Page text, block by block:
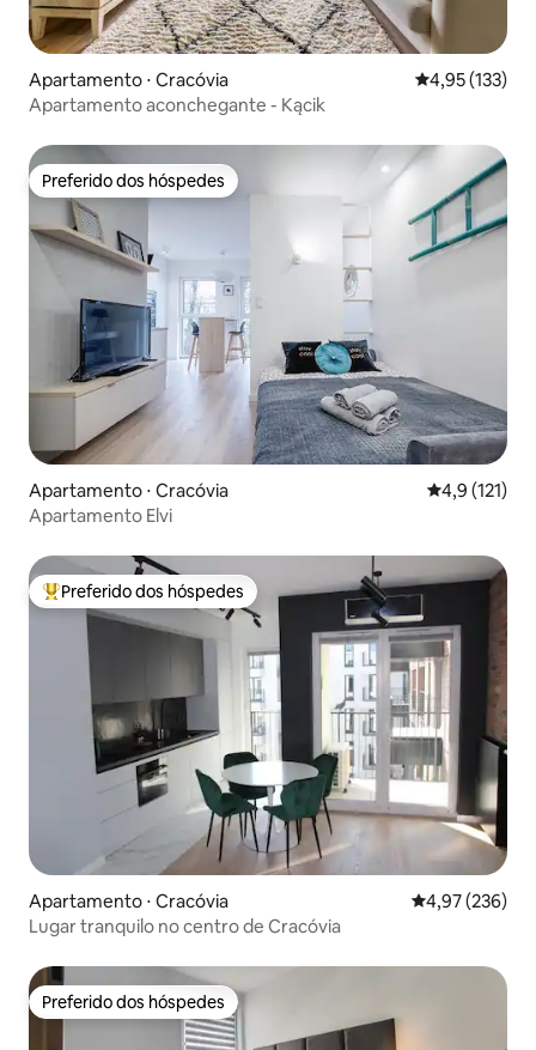
Apartamento ⋅ Cracóvia 4,95 de uma
4,95 (133)
Apartamento aconchegante - Kącik
Preferido dos hóspedes
Preferido dos hóspedes
Apartamento ⋅ Cracóvia 4,9 de uma
4,9 (121)
Apartamento Elvi
Entre os melhores preferidos dos hóspedes
Preferido dos hóspedes
Apartamento ⋅ Cracóvia 4,97 de uma
4,97 (236)
Lugar tranquilo no centro de Cracóvia
Preferido dos hóspedes
Preferido dos hóspedes